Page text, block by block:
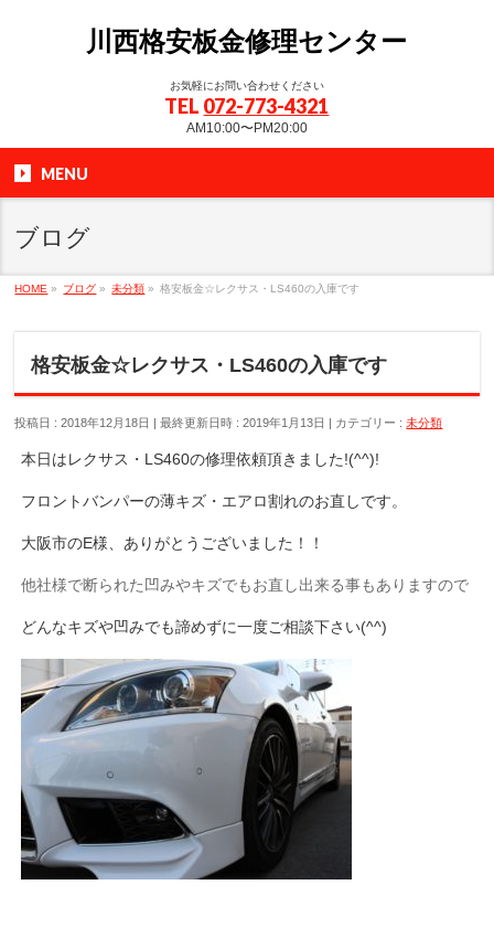
川西格安板金修理センター
お気軽にお問い合わせください
TEL 072-773-4321
AM10:00〜PM20:00
MENU
ブログ
HOME » ブログ » 未分類 » 格安板金☆レクサス・LS460の入庫です
格安板金☆レクサス・LS460の入庫です
投稿日 : 2018年12月18日 最終更新日時 : 2019年1月13日 カテゴリー :未分類
本日はレクサス・LS460の修理依頼頂きました!(^^)!
フロントバンパーの薄キズ・エアロ割れのお直しです。
大阪市のE様、ありがとうございました！！
他社様で断られた凹みやキズでもお直し出来る事もありますので
どんなキズや凹みでも諦めずに一度ご相談下さい(^^)